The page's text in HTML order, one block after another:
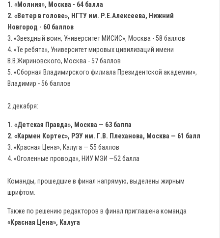
1. «Молния», Москва - 64 балла
2. «Ветер в голове», НГТУ им. Р.Е.Алексеева, Нижний
Новгород - 60 баллов
3. «Звездный воин, Университет МИСИС», Москва - 58 баллов
4. «Те ребята», Университет мировых цивилизаций имени
В.В.Жириновского, Москва - 57 баллов
5. «Сборная Владимирского филиала Президентской академии»,
Владимир - 56 баллов
2 декабря:
1. «Детская Правда», Москва — 63 балла
2. «Кармен Кортес», РЭУ им. Г.В. Плеханова, Москва — 61 балл
3. «Красная Цена», Калуга — 55 баллов
4. «Оголенные провода», НИУ МЭИ —52 балла
Команды, прошедшие в финал напрямую, выделены жирным
шрифтом.
Также по решению редакторов в финал приглашена команда
«Красная Цена», Калуга